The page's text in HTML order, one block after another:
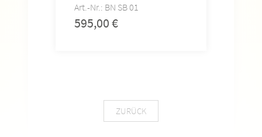
Art.-Nr.: BN SB 01
595,00€
ZURÜCK